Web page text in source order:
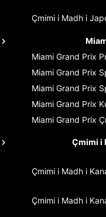
Çmimi i Madh i
Miami Grand Prix
Miami Grand Prix
Miami Grand Prix
Miami Grand Prix
Miami Grand Prix
Çmimi i
Çmimi i Madh i
Çmimi i Madh i